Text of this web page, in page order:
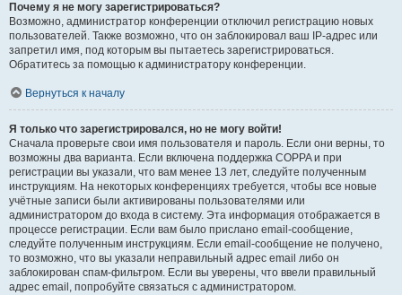
Почему я не могу зарегистрироваться?
Возможно, администратор конференции отключил регистрацию новых
пользователей. Также возможно, что он заблокировал ваш IP-адрес или
запретил имя, под которым вы пытаетесь зарегистрироваться.
Обратитесь за помощью к администратору конференции.
Вернуться к началу
Я только что зарегистрировался, но не могу войти!
Сначала проверьте свои имя пользователя и пароль. Если они верны, то
возможны два варианта. Если включена поддержка COPPA и при
регистрации вы указали, что вам менее 13 лет, следуйте полученным
инструкциям. На некоторых конференциях требуется, чтобы все новые
учётные записи были активированы пользователями или
администратором до входа в систему. Эта информация отображается в
процессе регистрации. Если вам было прислано email-сообщение,
следуйте полученным инструкциям. Если email-сообщение не получено,
то возможно, что вы указали неправильный адрес email либо он
заблокирован спам-фильтром. Если вы уверены, что ввели правильный
адрес email, попробуйте связаться с администратором.